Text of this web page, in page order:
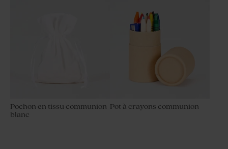
Pochon en tissu communion
blanc
Pot à crayons communion